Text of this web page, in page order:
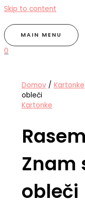
Skip to content
MAIN MENU
0
Domov/ Kartonke
obleči
Kartonke
Znam
obleči